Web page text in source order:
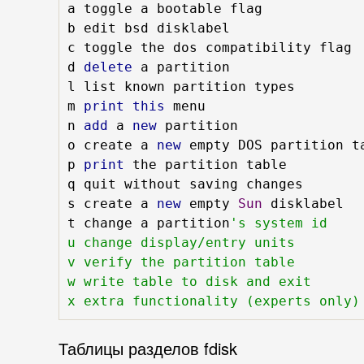
a toggle a bootable flag
b edit bsd disklabel
c toggle the dos compatibility flag
d delete a partition
l list known partition types
m print this
menu
n add a new partition
o create a new empty DOS partition
p print
the partition table
q quit without saving changes
s create a new empty Sun disklabel
t change a partition 's system id
u change display/entry units
v verify the partition table
w write table to disk and exit
x extra functionality (experts only)
Таблицы разделов fdisk